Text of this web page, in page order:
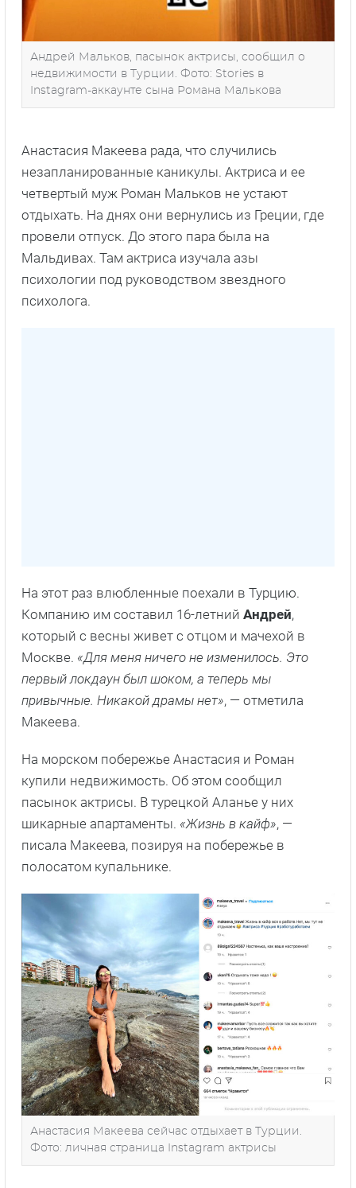
Андрей Мальков, пасынок актрисы, сообщил о
недвижимости в Турции. Фото: Stories в
Instagram-аккаунте сына Романа Малькова
Анастасия Макеева рада, что случились
незапланированные каникулы. Актриса и ее
четвертый муж Роман Мальков не устают
отдыхать. На днях они вернулись из Греции, где
провели отпуск. До этого пара была на
Мальдивах. Там актриса изучала азы
психологии под руководством звездного
психолога.
На этот раз влюбленные поехали в Турцию.
Компанию им составил 16-летний Андрей,
который с весны живет с отцом и мачехой в
Москве. «Для меня ничего не изменилось. Это
первый локдаун был шоком, а теперь мы
привычные. Никакой драмы нет», — отметила
Макеева.
На морском побережье Анастасия и Роман
купили недвижимость. Об этом сообщил
пасынок актрисы. В турецкой Аланье у них
шикарные апартаменты. «Жизнь в кайф», —
писала Макеева, позируя на побережье в
полосатом купальнике.
Анастасия Макеева сейчас отдыхает в Турции.
Фото: личная страница Instagram актрисы